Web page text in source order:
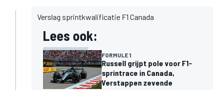
Verslag sprintkwalificatie F1 Canada
Lees ook:
FORMULE 1
Russell grijpt pole voor F1-
sprintrace in Canada,
Verstappen zevende